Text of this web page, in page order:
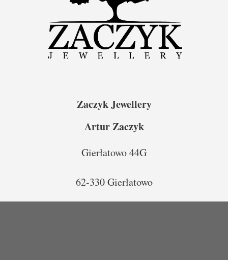
Zaczyk Jewellery
Artur Zaczyk
Gierłatowo 44G
62-330 Gierłatowo